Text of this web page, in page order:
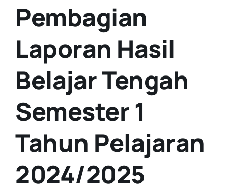
Pembagian
Laporan Hasil
Belajar Tengah
Semester 1
Tahun Pelajaran
2024/2025